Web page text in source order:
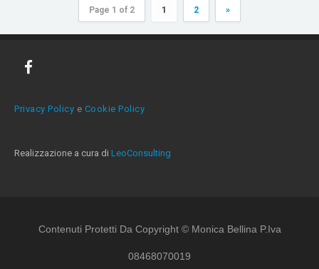
Page 1 of 2 1 2 »
Privacy Policy e Cookie Policy
Realizzazione a cura di LeoConsulting
Contenuti Protetti Da Copyright © Monica Bellina P.Iva
08468070019